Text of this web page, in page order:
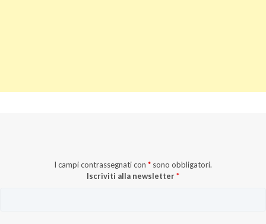
I campi contrassegnati con * sono obbligatori.
Iscriviti alla newsletter*